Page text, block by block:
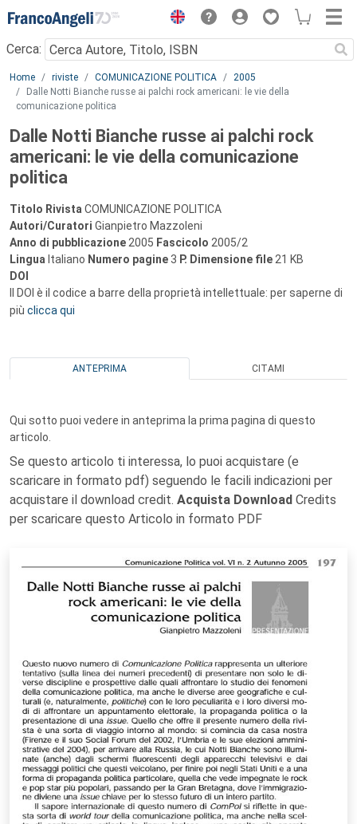
Menu
Cerca:
Main content
Home riviste COMUNICAZIONE POLITICA
2005
Dalle Notti Bianche russe ai palchi rock americani: le vie della
comunicazione politica
Dalle Notti Bianche russe ai palchi rock
americani: le vie della comunicazione
politica
Titolo Rivista COMUNICAZIONE POLITICA
Autori/Curatori Gianpietro Mazzoleni
Anno di pubblicazione 2005 Fascicolo 2005/2
Lingua Italiano Numero pagine 3 P. Dimensione file 21 KB
DOI
Il DOI è il codice a barre della proprietà intellettuale: per saperne di
più clicca qui
ANTEPRIMA CITAMI
Qui sotto puoi vedere in anteprima la prima pagina di questo
articolo.
Se questo articolo ti interessa, lo puoi acquistare (e
scaricare in formato pdf) seguendo le facili indicazioni per
acquistare il download credit. Acquista Download Credits
per scaricare questo Articolo in formato PDF